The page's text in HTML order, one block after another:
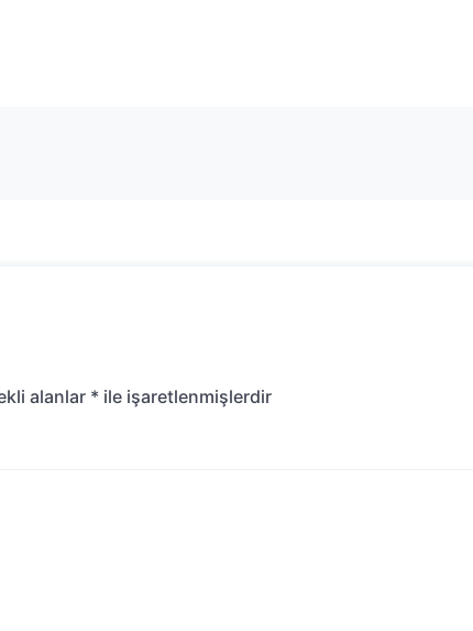
alanlar * ile işaretlenmişlerdir